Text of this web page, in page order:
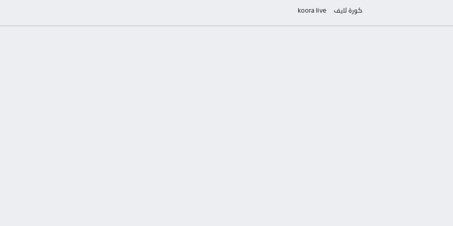
كورة لايف koora live